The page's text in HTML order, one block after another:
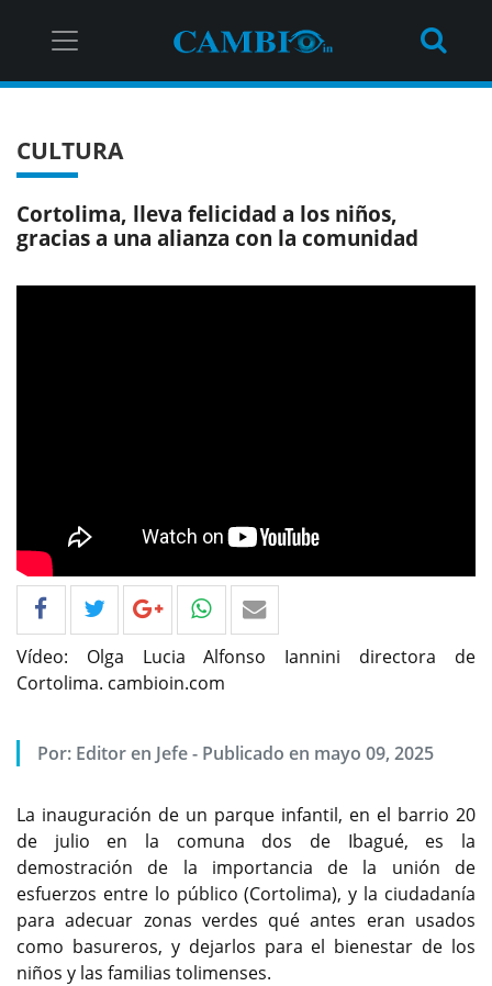
CULTURA
Cortolima, lleva felicidad a los niños,
gracias a una alianza con la comunidad
Vídeo: Olga Lucia Alfonso Iannini directora de
Cortolima. cambioin.com
Por: Editor en Jefe - Publicado en mayo 09, 2025
La inauguración de un parque infantil, en el barrio 20
de julio en la comuna dos de Ibagué, es la
demostración de la importancia de la unión de
esfuerzos entre lo público (Cortolima), y la ciudadanía
para adecuar zonas verdes qué antes eran usados
como basureros, y dejarlos para el bienestar de los
niños y las familias tolimenses.